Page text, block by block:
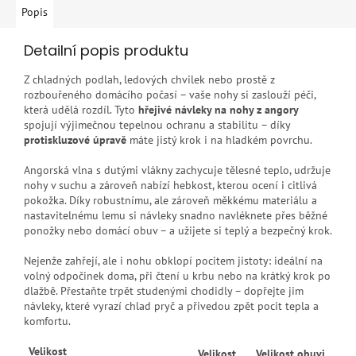
Popis
Detailní popis produktu
Z chladných podlah, ledových chvilek nebo prostě z
rozbouřeného domácího počasí – vaše nohy si zaslouží péči,
která udělá rozdíl. Tyto hřejivé návleky na nohy z angory
spojují výjimečnou tepelnou ochranu a stabilitu – díky
protiskluzové úpravě máte jistý krok i na hladkém povrchu.
Angorská vlna s dutými vlákny zachycuje tělesné teplo, udržuje
nohy v suchu a zároveň nabízí hebkost, kterou ocení i citlivá
pokožka. Díky robustnímu, ale zároveň měkkému materiálu a
nastavitelnému lemu si návleky snadno navléknete přes běžné
ponožky nebo domácí obuv – a užijete si teplý a bezpečný krok.
Nejenže zahřejí, ale i nohu obklopí pocitem jistoty: ideální na
volný odpočinek doma, při čtení u krbu nebo na krátký krok po
dlažbě. Přestaňte trpět studenými chodidly – dopřejte jim
návleky, které vyrazí chlad pryč a přivedou zpět pocit tepla a
komfortu.
Velikost